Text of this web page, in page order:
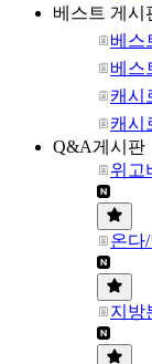
베스트 게시
베스
베스
캐시
캐시
Q&A게시판
위고
온다
지방